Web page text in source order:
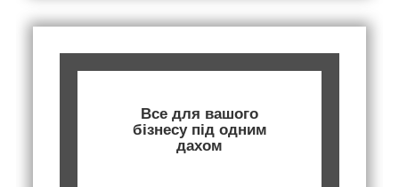
Все для вашого
бізнесу під одним
дахом